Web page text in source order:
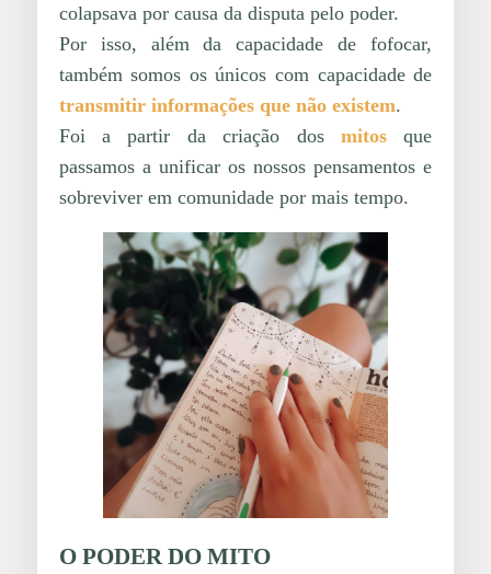
colapsava por causa da disputa pelo poder.
Por isso, além da capacidade de fofocar,
também somos os únicos com capacidade de
transmitir informações que não existem.
Foi a partir da criação dos mitos que
passamos a unificar os nossos pensamentos e
sobreviver em comunidade por mais tempo.
O PODER DO MITO